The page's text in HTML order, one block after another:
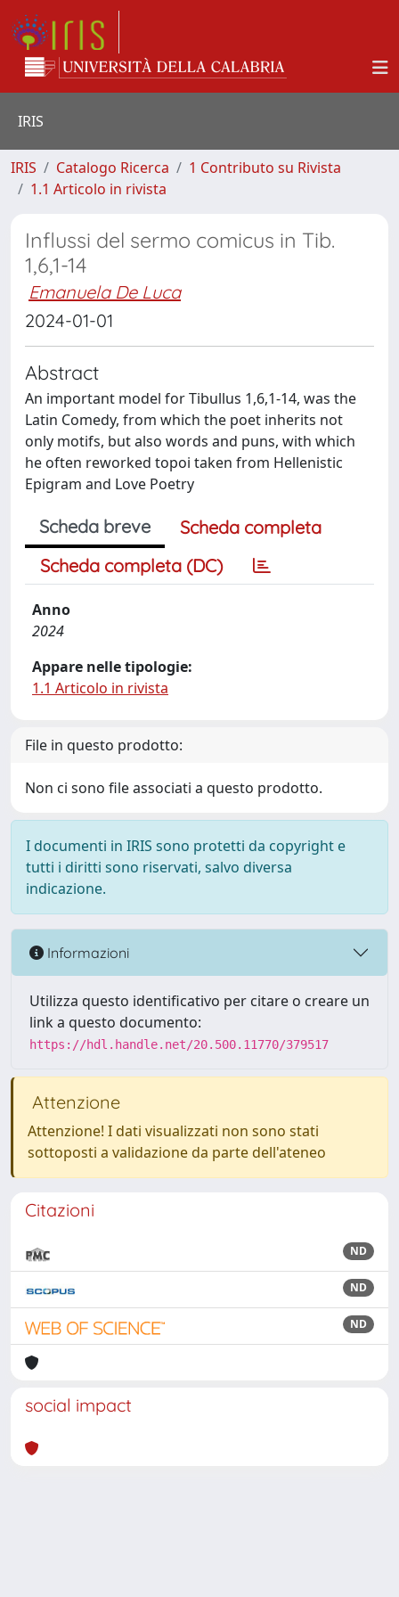
IRIS
IRIS Catalogo Ricerca
1 Contributo su Rivista
1.1 Articolo in rivista
Influssi del sermo comicus in Tib.
1,6,1-14
Emanuela De Luca
2024-01-01
Abstract
An important model for Tibullus 1,6,1-14, was the
Latin Comedy, from which the poet inherits not
only motifs, but also words and puns, with which
he often reworked topoi taken from Hellenistic
Epigram and Love Poetry
Scheda breve
Scheda completa
Scheda completa (DC)
Anno
2024
Appare nelle tipologie:
1.1 Articolo in rivista
File in questo prodotto:
Non ci sono file associati a questo prodotto.
I documenti in IRIS sono protetti da copyright e
tutti i diritti sono riservati, salvo diversa
indicazione.
Informazioni
Utilizza questo identificativo per citare o creare un
link a questo documento:
https://hdl.handle.net/20.500.11770/379517
Attenzione
Attenzione! I dati visualizzati non sono stati
sottoposti a validazione da parte dell'ateneo
Citazioni
ND
ND
ND
social impact